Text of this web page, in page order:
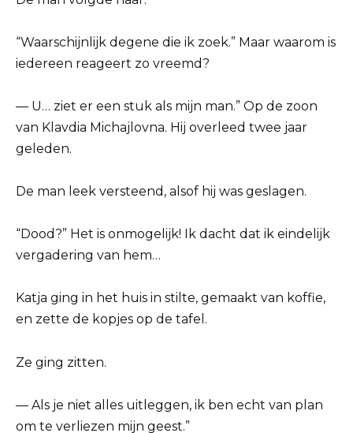
“Waarschijnlijk degene die ik zoek.” Maar waarom is
iedereen reageert zo vreemd?
— U… ziet er een stuk als mijn man.” Op de zoon
van Klavdia Michajlovna. Hij overleed twee jaar
geleden.
De man leek versteend, alsof hij was geslagen.
“Dood?” Het is onmogelijk! Ik dacht dat ik eindelijk
vergadering van hem…
Katja ging in het huis in stilte, gemaakt van koffie,
en zette de kopjes op de tafel.
Ze ging zitten.
— Als je niet alles uitleggen, ik ben echt van plan
om te verliezen mijn geest.”